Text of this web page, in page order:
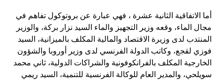
أما الاتفاقية الثانية عشرة ، فهي عبارة عن بروتوكول تفاهم في
مجال الماء، وقعه وزير التجهيز والماء السيد نزار بركة، والوزير
المنتدب لدى وزيرة الاقتصاد والمالية المكلف بالميزانية، السيد
فوزي لقجع، وكاتب الدولة الفرنسي لدى وزير أوروبا والشؤون
الخارجية المكلف بالفرانكوفونية والشراكات الدولية، ثاني محمد
سويلحي، والمدير العام للوكالة الفرنسية للتنمية، السيد ريمي